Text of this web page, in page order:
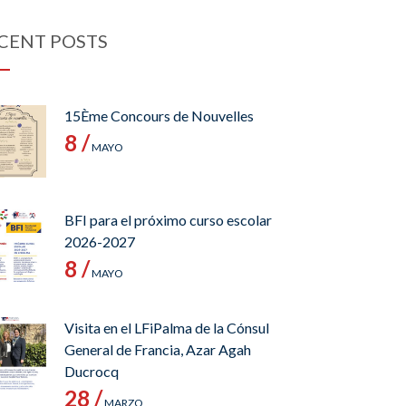
POSTS
15Ème Concours de Nouvelles
8 /MAYO
BFI para el próximo curso escolar
2026-2027
8 /MAYO
Visita en el LFiPalma de la Cónsul
General de Francia, Azar Agah
Ducrocq
28 /MARZO